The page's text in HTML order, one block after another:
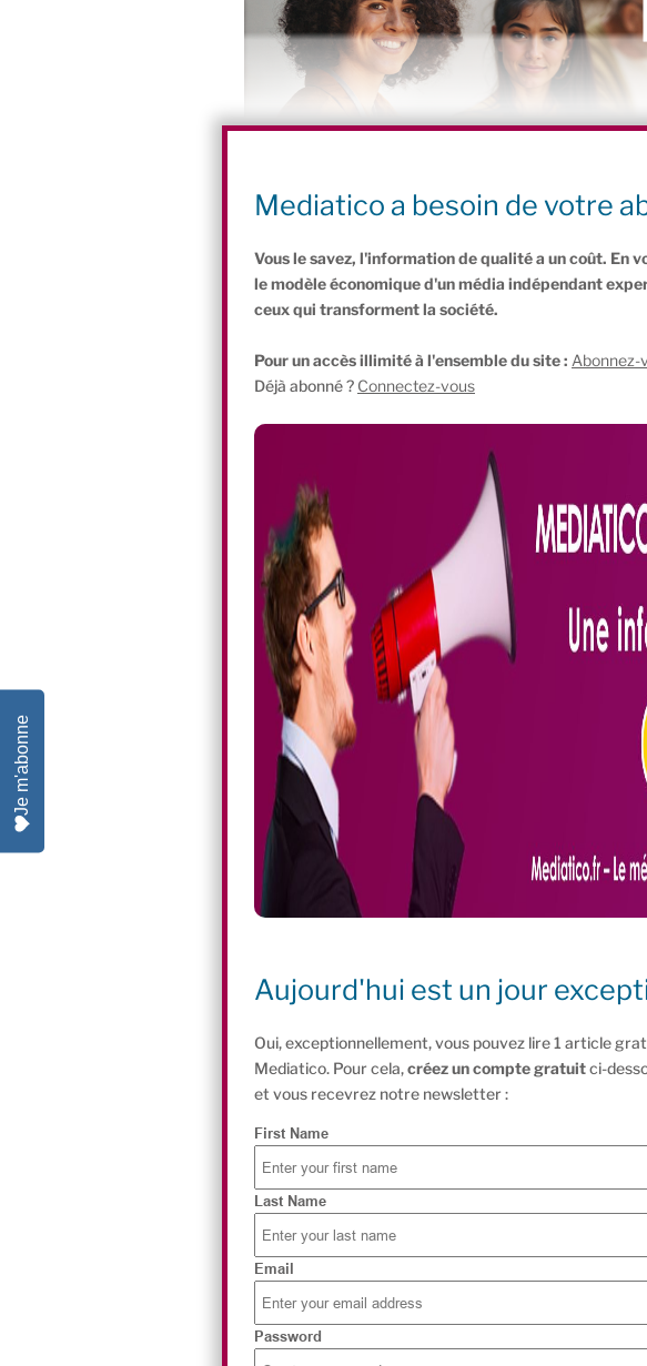
Pour aller plus loin:
Mediatico a besoin de votre
Vous le savez, l'information de qualité a un coût. En
le modèle économique d'un média indépendant
ceux qui transforment la société.
Pour un accès illimité à l'ensemble du site : Abonnez-
Déjà abonné ? Connectez-vous
Aujourd'hui est un jour
Oui, exceptionnellement, vous pouvez lire 1 article
Mediatico. Pour cela,créez un compte gratuitci-
et vous recevrez notre newsletter :
First Name
Last Name
Email
Password
Je m'abonne